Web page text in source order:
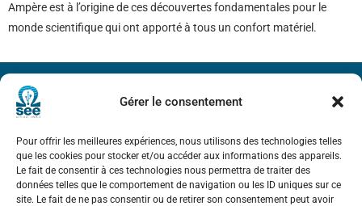
Gérer le consentement
Pour offrir les meilleures expériences, nous utilisons des technologies telles
que les cookies pour stocker et/ou accéder aux informations des appareils.
Le fait de consentir à ces technologies nous permettra de traiter des
données telles que le comportement de navigation ou les ID uniques sur ce
site. Le fait de ne pas consentir ou de retirer son consentement peut avoir
Ampère est à l’origine de ces découvertes fondamentales pour le
monde scientifique qui ont apporté à tous un confort matériel.
Société de l’Electricité, de l’Electronique et des Technologies
17 rue de l’Amiral Hamelin75116 Paris
Métro : « Boissière » Ligne 6 et « Iéna » Ligne 9